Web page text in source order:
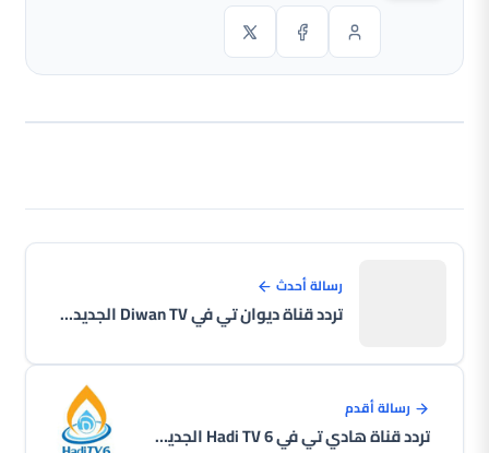
رسالة أحدث
تردد قناة ديوان تي في Diwan TV الجديد على النايل سات 2026
رسالة أقدم
تردد قناة هادي تي في Hadi TV 6 الجديد على النايل سات 2026